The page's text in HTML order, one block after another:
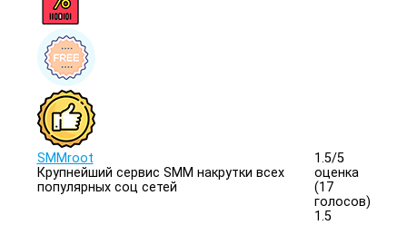
SMMroot
Крупнейший сервис SMM накрутки всех
популярных соц сетей
1.5/5
оценка
(17
голосов)
1.5